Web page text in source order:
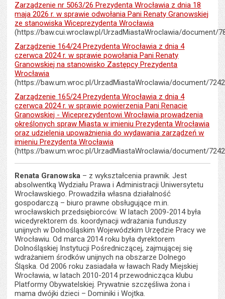
Zarządzenie nr 5063/26 Prezydenta Wrocławia z dnia 18
maja 2026 r. w sprawie odwołania Pani Renaty Granowskiej
ze stanowiska Wiceprezydenta Wrocławia
(https://baw.cui.wroclaw.pl/UrzadMiastaWroclawia/document/
Zarządzenie 164/24 Prezydenta Wrocławia z dnia 4
czerwca 2024 r. w sprawie powołania Pani Renaty
Granowskiej na stanowisko Zastępcy Prezydenta
Wrocławia
(https://baw.um.wroc.pl/UrzadMiastaWroclawia/document/
Zarządzenie 165/24 Prezydenta Wrocławia z dnia 4
czerwca 2024 r. w sprawie powierzenia Pani Renacie
Granowskiej - Wiceprezydentowi Wrocławia prowadzenia
określonych spraw Miasta w imieniu Prezydenta Wrocławia
oraz udzielenia upoważnienia do wydawania zarządzeń w
imieniu Prezydenta Wrocławia
(https://baw.um.wroc.pl/UrzadMiastaWroclawia/document/
Renata Granowska – z wykształcenia prawnik. Jest
absolwentką Wydziału Prawa i Administracji Uniwersytetu
Wrocławskiego. Prowadziła własna działalność
gospodarczą – biuro prawne obsługujące m.in.
wrocławskich przedsiębiorców. W latach 2009-2014 była
wicedyrektorem ds. koordynacji wdrażania funduszy
unijnych w Dolnośląskim Wojewódzkim Urzędzie Pracy we
Wrocławiu. Od marca 2014 roku była dyrektorem
Dolnośląskiej Instytucji Pośredniczącej, zajmującej się
wdrażaniem środków unijnych na obszarze Dolnego
Śląska. Od 2006 roku zasiadała w ławach Rady Miejskiej
Wrocławia, w latach 2010-2014 przewodnicząca klubu
Platformy Obywatelskiej. Prywatnie szczęśliwa żona i
mama dwójki dzieci – Dominiki i Wojtka.